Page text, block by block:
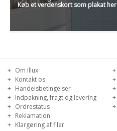
Køb et verdenskort som plakat her
Om Illux
Kontakt os
Handelsbetingelser
Indpakning, fragt og levering
Ordrestatus
Reklamation
Klargøring af filer